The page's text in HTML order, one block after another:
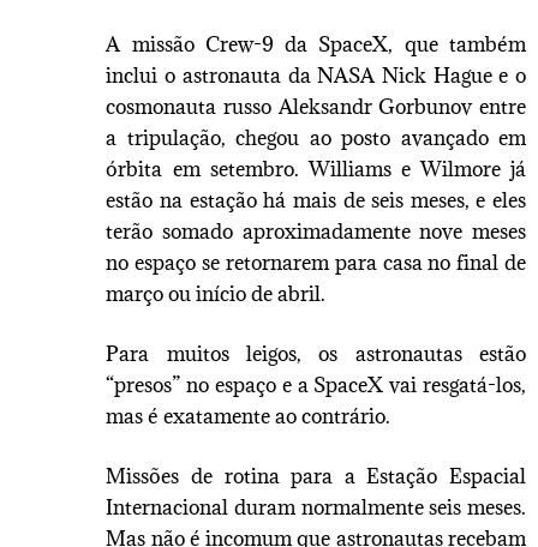
A missão Crew-9 da SpaceX, que também
inclui o astronauta da NASA Nick Hague e o
cosmonauta russo Aleksandr Gorbunov entre
a tripulação, chegou ao posto avançado em
órbita em setembro. Williams e Wilmore já
estão na estação há mais de seis meses, e eles
terão somado aproximadamente nove meses
no espaço se retornarem para casa no final de
março ou início de abril.
Para muitos leigos, os astronautas estão
“presos” no espaço e a SpaceX vai resgatá-los,
mas é exatamente ao contrário.
Missões de rotina para a Estação Espacial
Internacional duram normalmente seis meses.
Mas não é incomum que astronautas recebam